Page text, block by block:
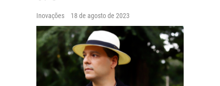
Inovações 18 de agosto de 2023